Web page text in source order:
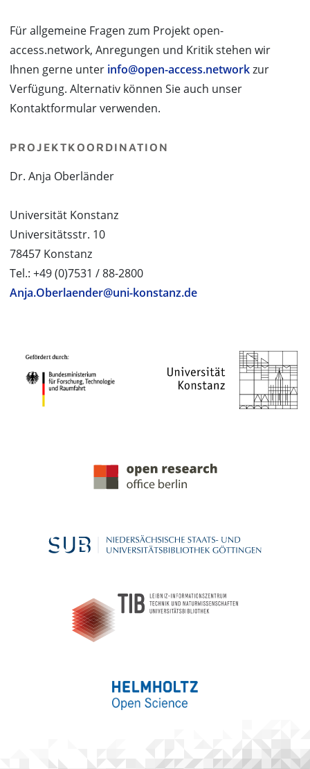
Für allgemeine Fragen zum Projekt open-
access.network, Anregungen und Kritik stehen wir
Ihnen gerne unter info@open-access.networkzur
Verfügung. Alternativ können Sie auch unser
Kontaktformular verwenden.
PROJEKTKOORDINATION
Dr. Anja Oberländer
Universität Konstanz
Universitätsstr. 10
78457 Konstanz
Tel.: +49 (0)7531 / 88-2800
Anja.Oberlaender@uni-konstanz.de